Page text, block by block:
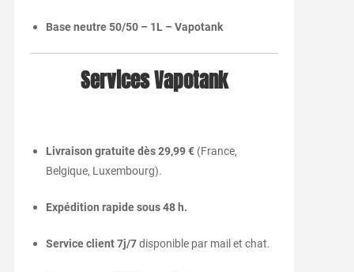
Base neutre 50/50 – 1L – Vapotank
Services Vapotank
Livraison gratuite dès 29,99 €(France,
Belgique, Luxembourg).
Expédition rapide sous 48 h.
Service client 7j/7disponible par mail et chat.